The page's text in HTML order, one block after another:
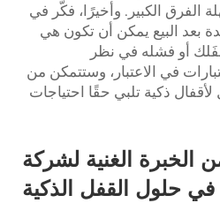
الفرق الكبير. وأخيرًا، فكّر في
بعد البيع يمكن أن تكون هي
أو فشله في نظر
في الاعتبار، وستتمكن من
ذكية تلبي حقًا احتياجات
الخبرة الغنية لشركة
Tenon في حلول القفل الذكية